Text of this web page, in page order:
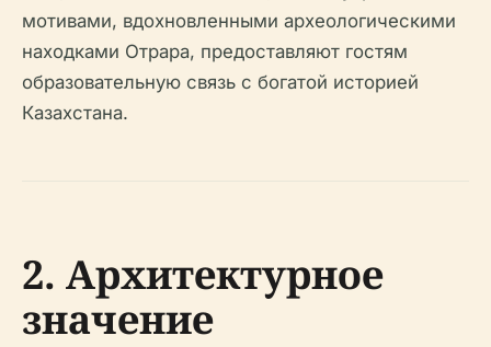
мотивами, вдохновленными археологическими
находками Отрара, предоставляют гостям
образовательную связь с богатой историей
Казахстана.
2. Архитектурное
значение